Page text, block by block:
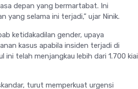
depan yang bermartabat. Ini
yang selama ini terjadi,” ujar Ninik.
ketidakadilan gender, upaya
kasus apabila insiden terjadi di
ini telah menjangkau lebih dari 1.700 kiai
turut memperkuat urgensi